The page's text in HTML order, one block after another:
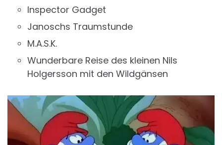
Inspector Gadget
Janoschs Traumstunde
M.A.S.K.
Wunderbare Reise des kleinen Nils
Holgersson mit den Wildgänsen